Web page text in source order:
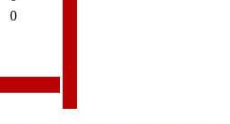
0